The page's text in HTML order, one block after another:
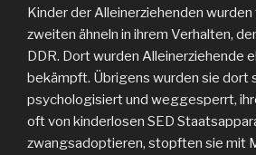
Kinder der Alleinerziehenden
zweiten ähneln in ihrem Verhalten,
DDR. Dort wurden Alleinerziehende
bekämpft. Übrigens wurden sie dort
psychologisiert und weggesperrt,
oft von kinderlosen SED
zwangsadoptieren, stopften sie mit